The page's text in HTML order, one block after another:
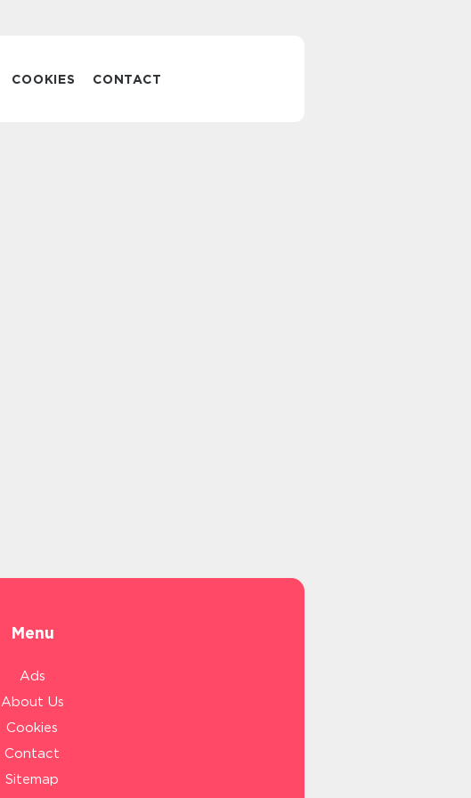
COOKIES CONTACT
Menu
Ads
About Us
Cookies
Contact
Sitemap